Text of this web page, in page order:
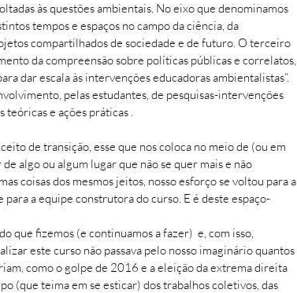
às questões ambientais. No eixo que denominamos
tempos e espaços no campo da ciência, da
compartilhados de sociedade e de futuro. O terceiro
da compreensão sobre políticas públicas e correlatos,
dar escala às intervenções educadoras ambientalistas”.
pelas estudantes, de pesquisas-intervenções
e ações práticas .
de transição, esse que nos coloca no meio de (ou em
algo ou algum lugar que não se quer mais e não
coisas dos mesmos jeitos, nosso esforço se voltou para a
a equipe construtora do curso. E é deste espaço-
que fizemos (e continuamos a fazer) e, com isso,
este curso não passava pelo nosso imaginário quantos
como o golpe de 2016 e a eleição da extrema direita
(que teima em se esticar) dos trabalhos coletivos, das